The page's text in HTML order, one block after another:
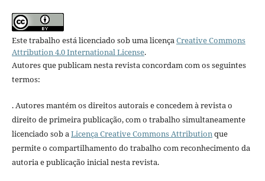
Este trabalho está licenciado sob uma licençaCreative Commons
Attribution 4.0 International License.
Autores que publicam nesta revista concordam com os seguintes
termos:
. Autores mantém os direitos autorais e concedem à revista o
direito de primeira publicação, com o trabalho simultaneamente
licenciado sob aLicença Creative Commons Attributionque
permite o compartilhamento do trabalho com reconhecimento da
autoria e publicação inicial nesta revista.